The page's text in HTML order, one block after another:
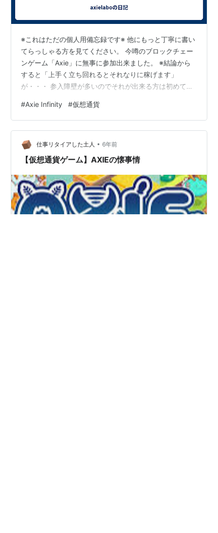
※これはただの個人用備忘録です※ 他にもっと丁寧に書い
てらっしゃる方を見てください。 今噂のブロックチェー
ンゲーム「Axie」に無事に参加出来ました。 ※結論から
すると「上手く立ち回れるとそれなりに稼げます」
が・・・ 参入障壁が多いのでそれが出来る方は初めて見
験がある。 ・国外取引所バイナンスは必須！
www.binance.com 2.メタマスクの開設。 p2p-all.com
3.Defi経験がある ※ここが一番の参入障壁になるでしょ
う。 チェーンの概要がわからないと余裕で資金をなくす
（GOX）してしまうので、 少額でも良いからDef…
#Axie Infinity #仮想通貨
仕事リタイアした土人 • 6年前
【仮想通貨ゲーム】AXIEの懐事情